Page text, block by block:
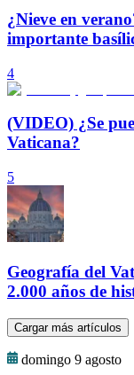
¿Nieve en
importante
4
(VIDEO) ¿Se
Vaticana?
5
Geografía del
2.000 años de
Cargar más artículos
domingo 9 agosto